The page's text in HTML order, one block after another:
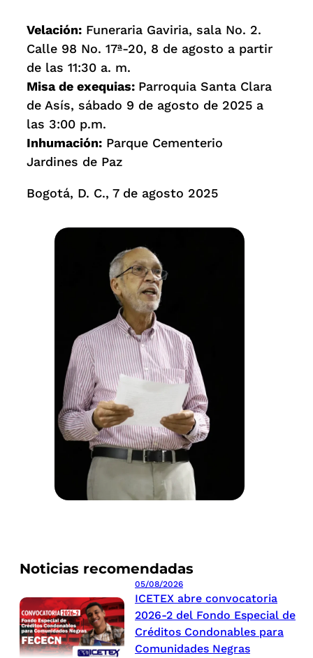
Noticias recomendadas
05/08/2026
ICETEX abre convocatoria
2026-2 del Fondo Especial de
Créditos Condonables para
Comunidades Negras
Velación: Funeraria Gaviria, sala No. 2.
Calle 98 No. 17ª-20, 8 de agosto a partir
de las 11:30 a. m.
Misa de exequias: Parroquia Santa Clara
de Asís, sábado 9 de agosto de 2025 a
las 3:00 p.m.
Inhumación: Parque Cementerio
Jardines de Paz
Bogotá, D. C., 7 de agosto 2025